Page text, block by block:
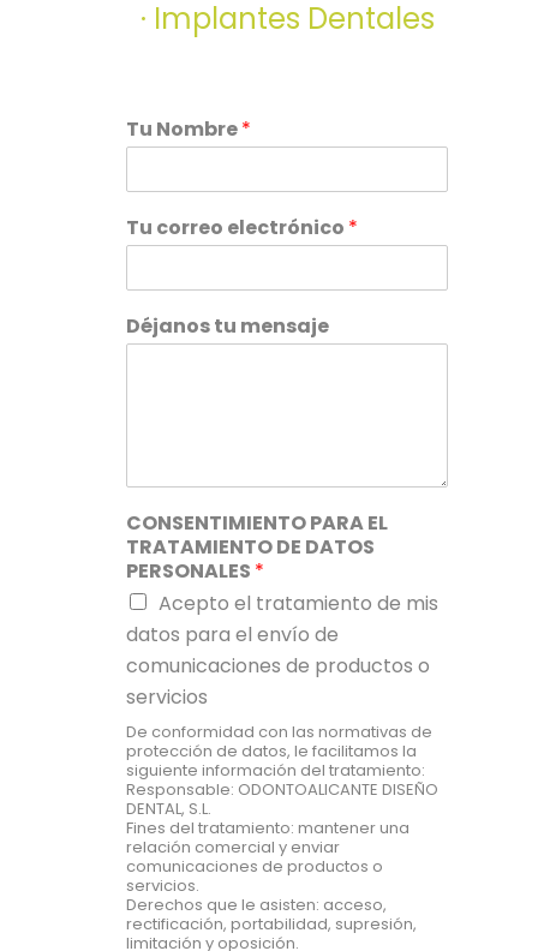
· Implantes Dentales
Tu Nombre*
Tu correo electrónico *
Déjanos tu mensaje
CONSENTIMIENTO PARA EL
TRATAMIENTO DE DATOS
PERSONALES *
Acepto el tratamiento de mis
datos para el envío de
comunicaciones de productos o
servicios
De conformidad con las normativas de
protección de datos, le facilitamos la
siguiente información del tratamiento:
Responsable: ODONTOALICANTE DISEÑO
DENTAL, S.L.
Fines del tratamiento: mantener una
relación comercial y enviar
comunicaciones de productos o
servicios.
Derechos que le asisten: acceso,
rectificación, portabilidad, supresión,
limitación y oposición.